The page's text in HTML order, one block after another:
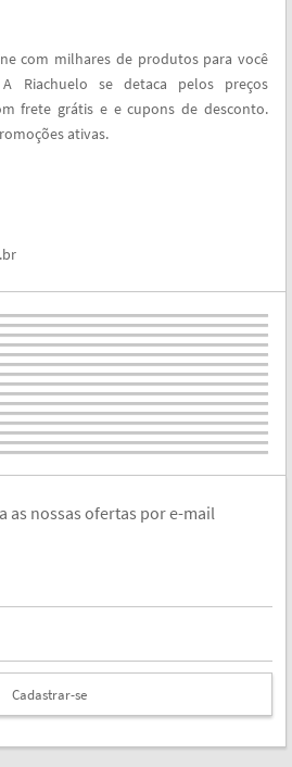
com milhares de produtos para você
Riachuelo se detaca pelos preços
frete grátis e e cupons de desconto.
ativas.
as nossas ofertas por e-mail
Cadastrar-se